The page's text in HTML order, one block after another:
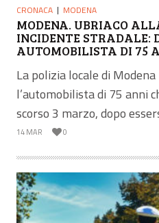
CRONACA MODENA
MODENA. UBRIACO
INCIDENTE STRADALE:
AUTOMOBILISTA DI 75
La polizia locale di
l’automobilista di 75 anni
scorso 3 marzo, dopo
14 MAR 0